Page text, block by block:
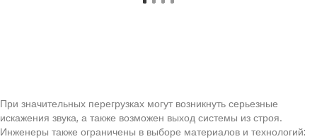
При значительных перегрузках могут возникнуть серьезные
искажения звука, а также возможен выход системы из строя.
Инженеры также ограничены в выборе материалов и технологий: